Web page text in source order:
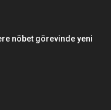
nöbet görevinde yeni